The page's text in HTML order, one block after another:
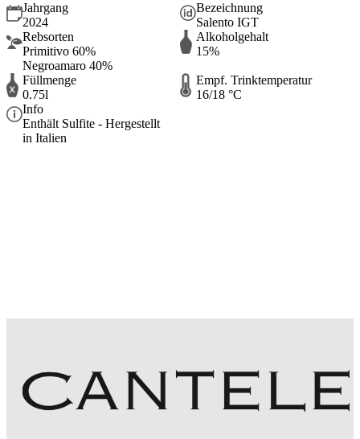
Jahrgang
2024
Bezeichnung
Salento IGT
Rebsorten
Primitivo 60%
Negroamaro 40%
Alkoholgehalt
15%
Füllmenge
0.75l
Empf. Trinktemperatur
16/18 °C
Info
Enthält Sulfite - Hergestellt
in Italien